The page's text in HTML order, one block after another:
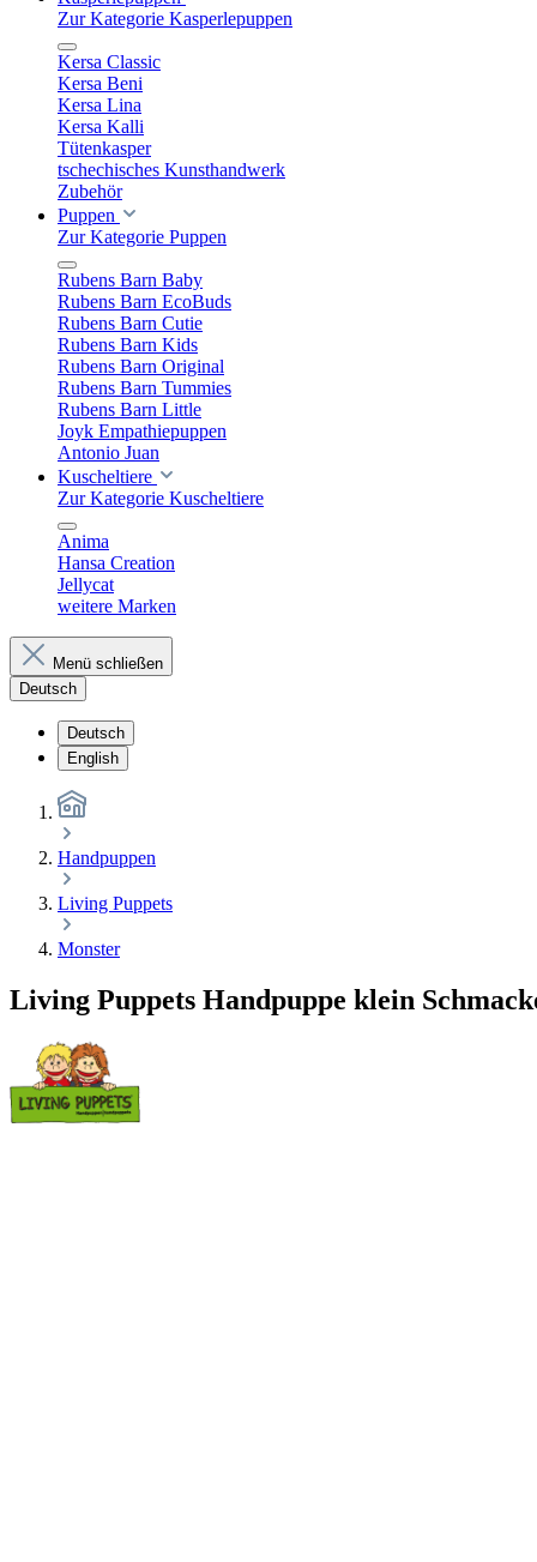
Zur Kategorie Kasperlepuppen
Kersa Classic
Kersa Beni
Kersa Lina
Kersa Kalli
Tütenkasper
tschechisches Kunsthandwerk
Zubehör
Puppen
Zur Kategorie Puppen
Rubens Barn Baby
Rubens Barn EcoBuds
Rubens Barn Cutie
Rubens Barn Kids
Rubens Barn Original
Rubens Barn Tummies
Rubens Barn Little
Joyk Empathiepuppen
Antonio Juan
Kuscheltiere
Zur Kategorie Kuscheltiere
Anima
Hansa Creation
Jellycat
weitere Marken
Menü schließen
Deutsch
Deutsch
English
Handpuppen
Living Puppets
Monster
Living Puppets Handpuppe klein